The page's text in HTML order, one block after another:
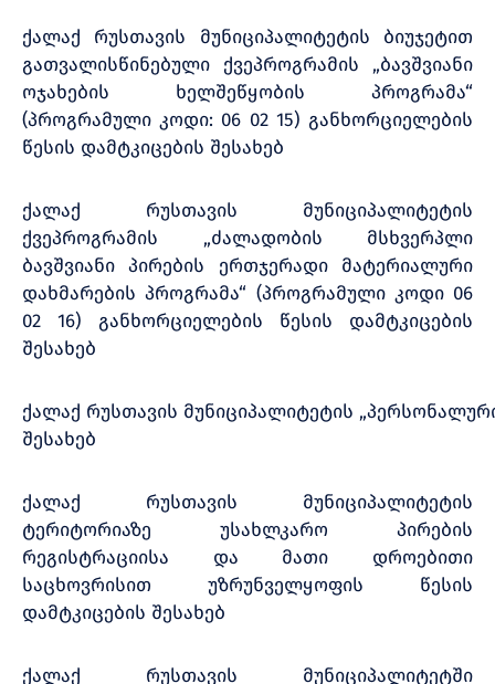
ქალაქ რუსთავის მუნიციპალიტეტის ბიუჯეტით
გათვალისწინებული ქვეპროგრამის „ბავშვიანი
ოჯახების ხელშეწყობის პროგრამა“
(პროგრამული კოდი: 06 02 15) განხორციელების
წესის დამტკიცების შესახებ
ქალაქ რუსთავის მუნიციპალიტეტის
ქვეპროგრამის „ძალადობის მსხვერპლი
ბავშვიანი პირების ერთჯერადი მატერიალური
დახმარების პროგრამა“ (პროგრამული კოდი 06
02 16) განხორციელების წესის დამტკიცების
შესახებ
ქალაქ რუსთავის მუნიციპალიტეტის
შესახებ
ქალაქ რუსთავის მუნიციპალიტეტის
ტერიტორიაზე უსახლკარო პირების
რეგისტრაციისა და მათი დროებითი
საცხოვრისით უზრუნველყოფის წესის
დამტკიცების შესახებ
ქალაქ რუსთავის მუნიციპალიტეტში